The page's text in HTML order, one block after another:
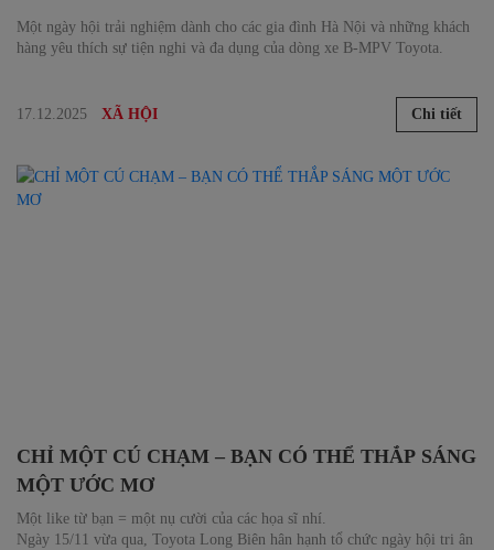
Một ngày hội trải nghiệm dành cho các gia đình Hà Nội và những khách
hàng yêu thích sự tiện nghi và đa dụng của dòng xe B-MPV Toyota.
17.12.2025 XÃ HỘI Chi tiết
CHỈ MỘT CÚ CHẠM – BẠN CÓ THỂ THẮP SÁNG
MỘT ƯỚC MƠ
Một like từ bạn = một nụ cười của các họa sĩ nhí.
Ngày 15/11 vừa qua, Toyota Long Biên hân hạnh tổ chức ngày hội tri ân